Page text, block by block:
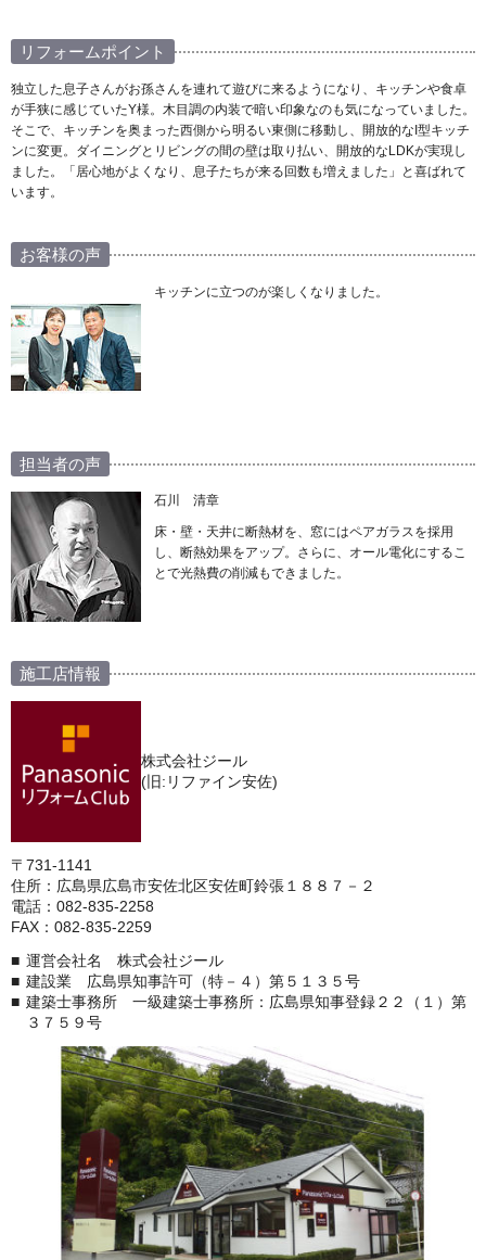
リフォームポイント
独立した息子さんがお孫さんを連れて遊びに来るようになり、キッチンや食卓
が手狭に感じていたY様。木目調の内装で暗い印象なのも気になっていました。
そこで、キッチンを奥まった西側から明るい東側に移動し、開放的なI型キッチ
ンに変更。ダイニングとリビングの間の壁は取り払い、開放的なLDKが実現し
ました。「居心地がよくなり、息子たちが来る回数も増えました」と喜ばれて
います。
お客様の声
キッチンに立つのが楽しくなりました。
担当者の声
石川 清章
床・壁・天井に断熱材を、窓にはペアガラスを採用
し、断熱効果をアップ。さらに、オール電化にするこ
とで光熱費の削減もできました。
施工店情報
株式会社ジール
(旧:リファイン安佐)
〒731-1141
住所：広島県広島市安佐北区安佐町鈴張１８８７－２
電話：082-835-2258
FAX：082-835-2259
運営会社名 株式会社ジール
建設業 広島県知事許可（特－４）第５１３５号
建築士事務所 一級建築士事務所：広島県知事登録２２（１）第
３７５９号